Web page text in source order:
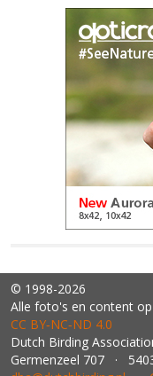
© 1998-2026
Alle foto's en content
CC BY‑NC‑ND 4.0
Dutch Birding
Germenzeel 707 ·